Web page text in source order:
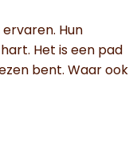
Hun
Het is een pad
bent. Waar ook